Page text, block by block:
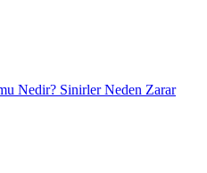
Nedir? Sinirler Neden Zarar